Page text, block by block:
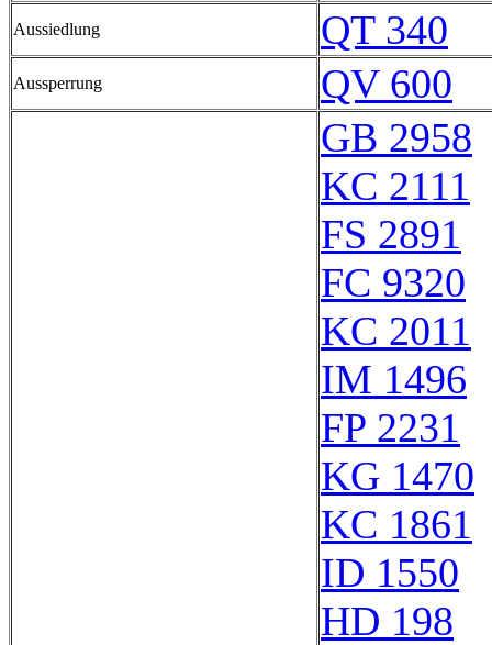
Aussiedlung QT 340
Aussperrung QV 600
GB 2958
KC 2111
FS 2891
FC 9320
KC 2011
IM 1496
FP 2231
KG 1470
KC 1861
ID 1550
HD 198